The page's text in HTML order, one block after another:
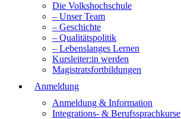
Die Volkshochschule
– Unser Team
– Geschichte
– Qualitätspolitik
– Lebenslanges Lernen
Kursleiter:in werden
Magistratsfortbildungen
Anmeldung
Anmeldung & Information
Integrations- & Berufssprachkurse